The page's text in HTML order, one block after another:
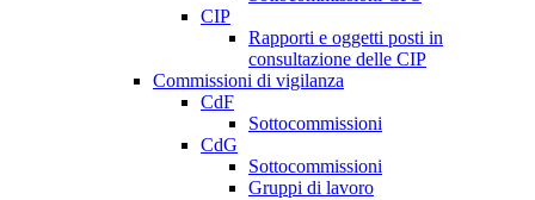
CIP
Rapporti e oggetti posti in
consultazione delle CIP
Commissioni di vigilanza
CdF
Sottocommissioni
CdG
Sottocommissioni
Gruppi di lavoro